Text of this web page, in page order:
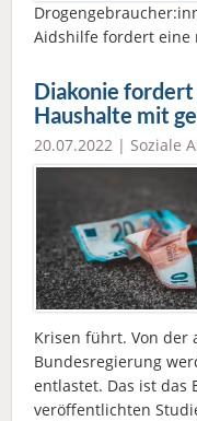
Aidshilfe fordert eine
Diakonie
Haushalte mit
20.07.2022 | Soziale
Krisen führt. Von der
Bundesregierung
entlastet. Das ist das
veröffentlichten